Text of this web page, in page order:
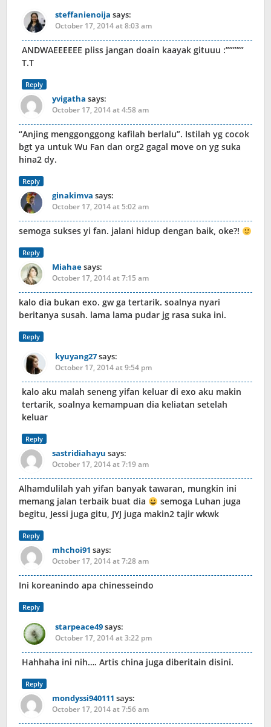
steffanienoija says:
October 17, 2014 at 8:03 am
ANDWAEEEEEE pliss jangan doain kaayak gituuu :”””””
T.T
Reply
yvigatha says:
October 17, 2014 at 4:58 am
“Anjing menggonggong kafilah berlalu”. Istilah yg cocok
bgt ya untuk Wu Fan dan org2 gagal move on yg suka
hina2 dy.
Reply
ginakimva says:
October 17, 2014 at 5:02 am
semoga sukses yi fan. jalani hidup dengan baik, oke?!
Reply
Miahaesays:
October 17, 2014 at 7:15 am
kalo dia bukan exo. gw ga tertarik. soalnya nyari
beritanya susah. lama lama pudar jg rasa suka ini.
Reply
kyuyang27says:
October 17, 2014 at 9:54 pm
kalo aku malah seneng yifan keluar di exo aku makin
tertarik, soalnya kemampuan dia keliatan setelah
keluar
Reply
sastridiahayu says:
October 17, 2014 at 7:19 am
Alhamdulilah yah yifan banyak tawaran, mungkin ini
memang jalan terbaik buat dia
semoga Luhan juga
begitu, Jessi juga gitu, JYJ juga makin2 tajir wkwk
Reply
mhchoi91 says:
October 17, 2014 at 7:28 am
Ini koreanindo apa chinesseindo
Reply
starpeace49says:
October 17, 2014 at 3:22 pm
Hahhaha ini nih…. Artis china juga diberitain disini.
Reply
mondyssi940111 says:
October 17, 2014 at 7:56 am